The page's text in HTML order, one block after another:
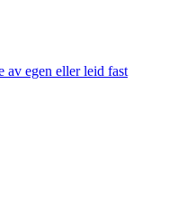
egen eller leid fast